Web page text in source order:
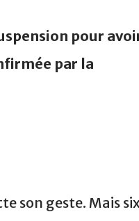
pour
par la
son geste. Mais